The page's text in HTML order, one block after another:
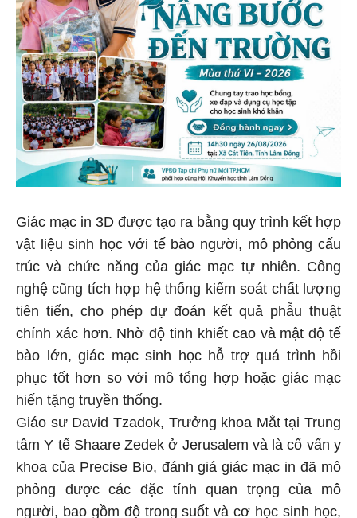
Giác mạc in 3D được tạo ra bằng quy trình kết hợp
vật liệu sinh học với tế bào người, mô phỏng cấu
trúc và chức năng của giác mạc tự nhiên. Công
nghệ cũng tích hợp hệ thống kiểm soát chất lượng
tiên tiến, cho phép dự đoán kết quả phẫu thuật
chính xác hơn. Nhờ độ tinh khiết cao và mật độ tế
bào lớn, giác mạc sinh học hỗ trợ quá trình hồi
phục tốt hơn so với mô tổng hợp hoặc giác mạc
hiến tặng truyền thống.
Giáo sư David Tzadok, Trưởng khoa Mắt tại Trung
tâm Y tế Shaare Zedek ở Jerusalem và là cố vấn y
khoa của Precise Bio, đánh giá giác mạc in đã mô
phỏng được các đặc tính quan trọng của mô
người, bao gồm độ trong suốt và cơ học sinh học,